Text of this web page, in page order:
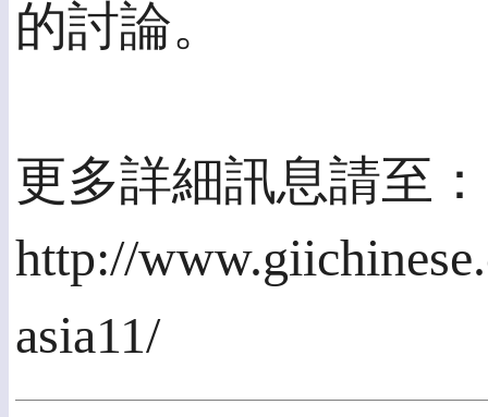
的討論。
更多詳細訊息請至：
http://
asia11/